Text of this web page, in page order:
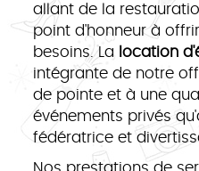
allant de la
point d'honneur à
besoins. La location
intégrante de notre
de pointe et à une
événements privés
fédératrice et
Nos prestations de